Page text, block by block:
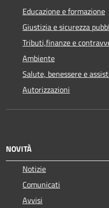
Educazione e formazione
Giustizia e sicurezza
Tributi,finanze e
Ambiente
Salute, benessere e
Autorizzazioni
NOVITÀ
Notizie
Comunicati
Avvisi